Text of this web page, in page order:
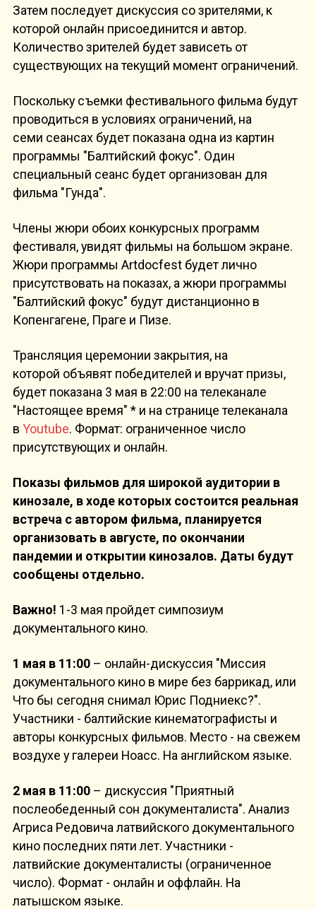
Затем последует дискуссия со зрителями, к
которой онлайн присоединится и автор.
Количество зрителей будет зависеть от
существующих на текущий момент ограничений.
Поскольку съемки фестивального фильма будут
проводиться в условиях ограничений, на
семи сеансах будет показана одна из картин
программы "Балтийский фокус". Один
специальный сеанс будет организован для
фильма "Гунда".
Члены жюри обоих конкурсных программ
фестиваля, увидят фильмы на большом экране.
Жюри программы Artdocfest будет лично
присутствовать на показах, а жюри программы
"Балтийский фокус" будут дистанционно в
Копенгагене, Праге и Пизе.
Трансляция церемонии закрытия, на
которой объявят победителей и вручат призы,
будет показана 3 мая в 22:00 на телеканале
"Настоящее время" * и на странице телеканала
в Youtube. Формат: ограниченное число
присутствующих и онлайн.
Показы фильмов для широкой аудитории в
кинозале, в ходе которых состоится реальная
встреча с автором фильма, планируется
организовать в августе, по окончании
пандемии и открытии кинозалов. Даты будут
сообщены отдельно.
Важно! 1-3 мая пройдет симпозиум
документального кино.
1 мая в 11:00 – онлайн-дискуссия "Миссия
документального кино в мире без баррикад, или
Что бы сегодня снимал Юрис Подниекс?".
Участники - балтийские кинематографисты и
авторы конкурсных фильмов. Место - на свежем
воздухе у галереи Ноасс. На английском языке.
2 мая в 11:00 – дискуссия "Приятный
послеобеденный сон документалиста". Анализ
Агриса Редовича латвийского документального
кино последних пяти лет. Участники -
латвийские документалисты (ограниченное
число). Формат - онлайн и оффлайн. На
латышском языке.